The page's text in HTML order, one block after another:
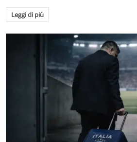
Leggi di più